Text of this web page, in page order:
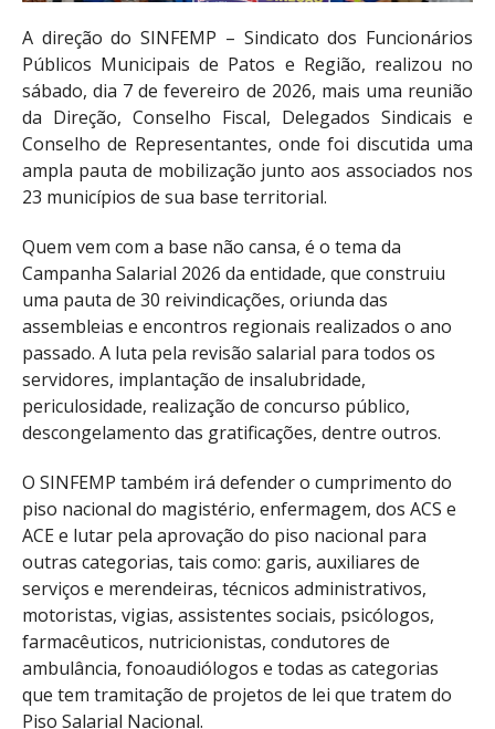
A direção do SINFEMP – Sindicato dos Funcionários
Públicos Municipais de Patos e Região, realizou no
sábado, dia 7 de fevereiro de 2026, mais uma reunião
da Direção, Conselho Fiscal, Delegados Sindicais e
Conselho de Representantes, onde foi discutida uma
ampla pauta de mobilização junto aos associados nos
23 municípios de sua base territorial.
Quem vem com a base não cansa, é o tema da
Campanha Salarial 2026 da entidade, que construiu
uma pauta de 30 reivindicações, oriunda das
assembleias e encontros regionais realizados o ano
passado. A luta pela revisão salarial para todos os
servidores, implantação de insalubridade,
periculosidade, realização de concurso público,
descongelamento das gratificações, dentre outros.
O SINFEMP também irá defender o cumprimento do
piso nacional do magistério, enfermagem, dos ACS e
ACE e lutar pela aprovação do piso nacional para
outras categorias, tais como: garis, auxiliares de
serviços e merendeiras, técnicos administrativos,
motoristas, vigias, assistentes sociais, psicólogos,
farmacêuticos, nutricionistas, condutores de
ambulância, fonoaudiólogos e todas as categorias
que tem tramitação de projetos de lei que tratem do
Piso Salarial Nacional.